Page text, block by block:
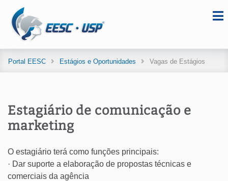
Portal EESC Estágios e Oportunidades Vagas de Estágios
Estagiário de comunicação e
marketing
O estagiário terá como funções principais:
· Dar suporte a elaboração de propostas técnicas e
comerciais da agência